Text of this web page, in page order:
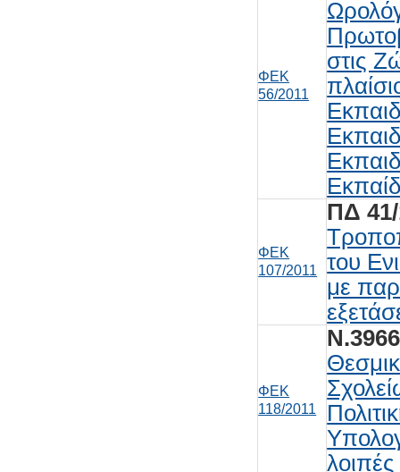
ΦΕΚ
56/2011
στις
ΦΕΚ
107/2011
ΠΔ
του
με
ΦΕΚ
118/2011